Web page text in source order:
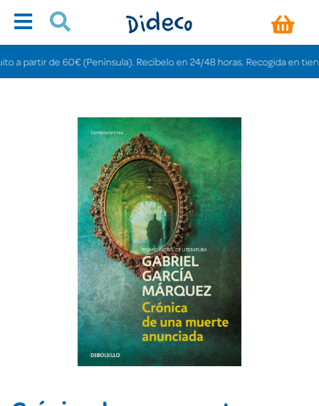
de 60€ (Península). Recíbelo en 24/48 horas. Recogida en tiendas